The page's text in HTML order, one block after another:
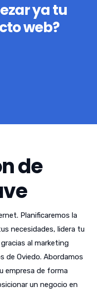
ya tu
web?
de
Planificaremos la
necesidades, lidera tu
al marketing
de Oviedo. Abordamos
empresa de forma
un negocio en